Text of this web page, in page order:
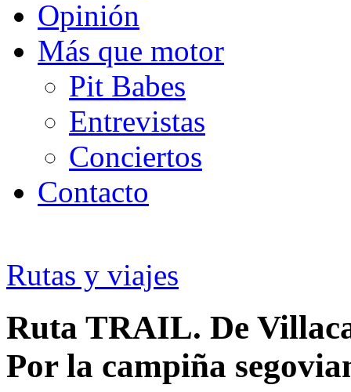
Opinión
Más que motor
Pit Babes
Entrevistas
Conciertos
Contacto
Rutas y viajes
Ruta TRAIL. De
Por la campiña